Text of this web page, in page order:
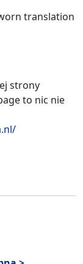
translation
strony
to nic nie